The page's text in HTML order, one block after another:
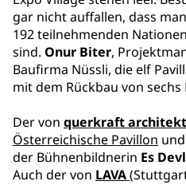
gar nicht auffallen, dass
192 teilnehmenden
sind. Onur Biter,
Baufirma Nüssli, die elf
mit dem Rückbau von
Der von querkraft
Österreichische Pavillon
der Bühnenbildnerin Es
Auch der von LAVA